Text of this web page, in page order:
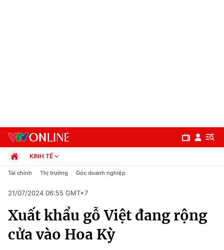
Chuyên mục
Chính trị
KINH TẾ
Chính trị
Pháp luật
Kinh tế
Thể thao
Truyền hình
Tài chính Thị trường Góc doanh nghiệp
21/07/2024 06:55 GMT+7
Xuất khẩu gỗ Việt đang rộng
cửa vào Hoa Kỳ